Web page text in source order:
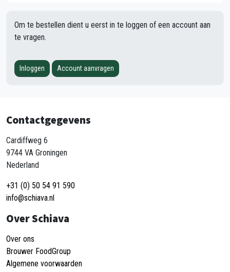
Om te bestellen dient u eerst in te loggen of een account aan
te vragen.
Inloggen Account aanvragen
Contactgegevens
Cardiffweg 6
9744 VA Groningen
Nederland
+31 (0) 50 54 91 590
info@schiava.nl
Over Schiava
Over ons
Brouwer FoodGroup
Algemene voorwaarden